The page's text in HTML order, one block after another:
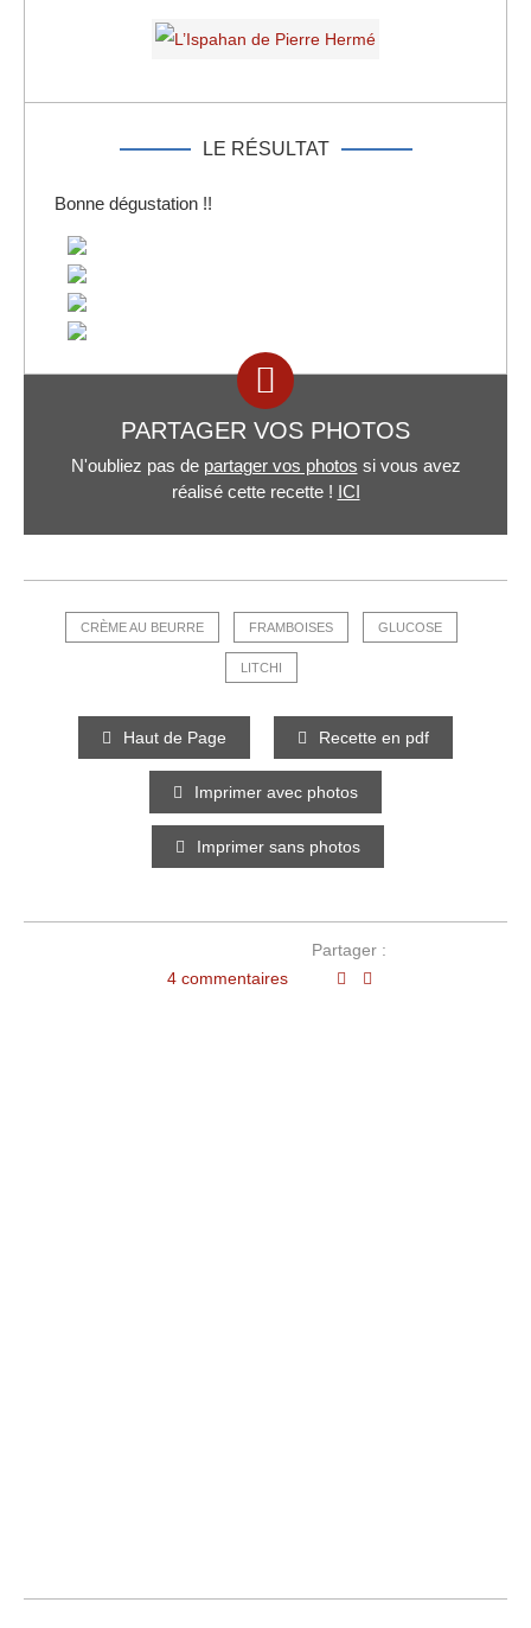
LE RÉSULTAT
Bonne dégustation !!
PARTAGER VOS PHOTOS
N'oubliez pas de partager vos photos si vous avez
réalisé cette recette ! ICI
CRÈME AU BEURRE FRAMBOISES GLUCOSE
LITCHI
Haut de Page Recette en pdf
Imprimer avec photos
Imprimer sans photos
4 commentaires
Partager :